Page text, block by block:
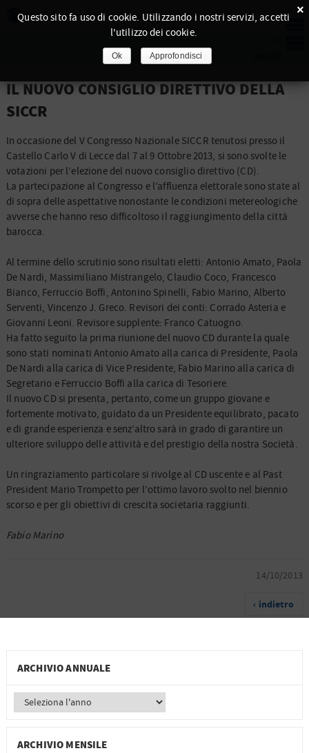
IL NUOVO CONSIGLIO DIRETTIVO DELLA
SICCR
In occasione del V Congresso Nazionale SICCR tenutosi presso il
Castello Carlo V di Lecce dal 7 al 9 Ottobre 2013, si sono svolte le
votazioni per l’elezione del nuovo consiglio direttivo (CD).
La partecipazione al Congresso e l’affluenza elettorale sono state al
di sopra delle aspettative nonostante le condizioni metereologiche
avverse che hanno reso difficoltoso il raggiungimento della città
barocca.
Al termine dello scrutinio sono risultati eletti: Antonio Amato, Paola
De Nardi, Massimiliano Mistrangelo, Claudio Coco, Francesco
Bianco, Ferruccio Boffi, Antonino Spinelli, Fabio Marino, Alberto
Serventi, Vincenzo J. Greco. Revisori dei conti: Corrado Asteria e
Giovanni Leoni. Revisore supplente: Franco Catuogno.
Ha fatto seguito la prima riunione del nuovo CD durante la quale
sono stati nominati Antonio Amato alla carica di Presidente, Paola
De Nardi alla carica di Vice Presidente, Fabio Marino alla carica di
Segretario e Ferruccio Boffi alla carica di Tesoriere.
Il nuovo CD si presenta, pertanto, come un gruppo giovane e
fortemente motivato, guidato da un Presidente equilibrato, pacato
e di grande esperienza e senz’altro sarà in grado di garantire un
ulteriore sviluppo delle attività e del prestigio della nostra Società.
Un ringraziamento particolare si rivolge al CD uscente e al Past
President Mario Trompetto per l’ottimo lavoro svolto nel biennio
scorso e per gli obiettivi di crescita societaria raggiunti.
Fabio Marino
14/10/2013
‹ indietro
ARCHIVIO ANNUALE
ARCHIVIO MENSILE
×
Questo sito fa uso di cookie. Utilizzando i nostri servizi, accetti
l'utilizzo dei cookie.
Ok Approfondisci